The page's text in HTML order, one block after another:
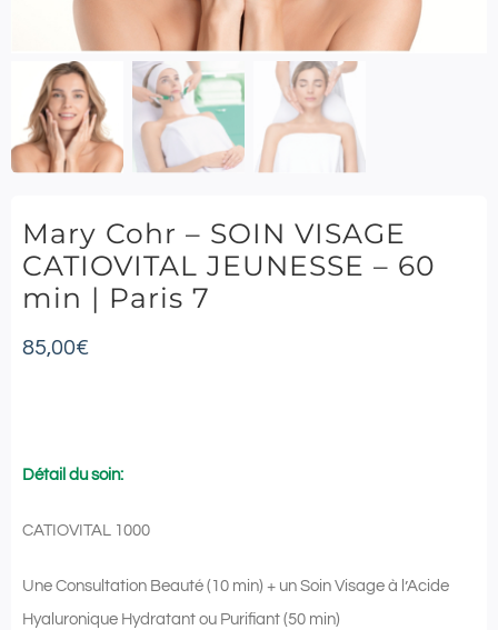
Mary Cohr – SOIN VISAGE
CATIOVITAL JEUNESSE – 60
min | Paris 7
85,00€
Détail du soin:
CATIOVITAL 1000
Une Consultation Beauté (10 min) + un Soin Visage à l’Acide
Hyaluronique Hydratant ou Purifiant (50 min)